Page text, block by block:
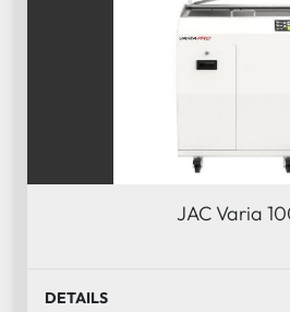
JAC Varia
DETAILS